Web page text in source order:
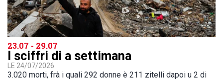
23.07 - 29.07
I sciffri di a settimana
LE 24/07/2026
3.020 morti, frà i quali 292 donne è 211 zitelli dapoi u 2 di